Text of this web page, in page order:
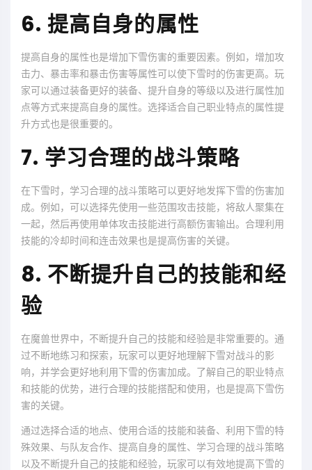
6. 提高自身的属性
提高自身的属性也是增加下雪伤害的重要因素。例如，增加攻
击力、暴击率和暴击伤害等属性可以使下雪时的伤害更高。玩
家可以通过装备更好的装备、提升自身的等级以及进行属性加
点等方式来提高自身的属性。选择适合自己职业特点的属性提
升方式也是很重要的。
7. 学习合理的战斗策略
在下雪时，学习合理的战斗策略可以更好地发挥下雪的伤害加
成。例如，可以选择先使用一些范围攻击技能，将敌人聚集在
一起，然后再使用单体攻击技能进行高额伤害输出。合理利用
技能的冷却时间和连击效果也是提高伤害的关键。
8. 不断提升自己的技能和经
验
在魔兽世界中，不断提升自己的技能和经验是非常重要的。通
过不断地练习和探索，玩家可以更好地理解下雪对战斗的影
响，并学会更好地利用下雪的伤害加成。了解自己的职业特点
和技能的优势，进行合理的技能搭配和使用，也是提高下雪伤
害的关键。
通过选择合适的地点、使用合适的技能和装备、利用下雪的特
殊效果、与队友合作、提高自身的属性、学习合理的战斗策略
以及不断提升自己的技能和经验，玩家可以有效地提高下雪的